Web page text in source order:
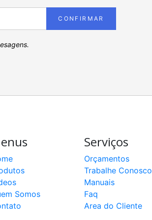
CONFIRMAR
Somos
Serviços
Orçamentos
Trabalhe Conosco
Manuais
Faq
Area do Cliente